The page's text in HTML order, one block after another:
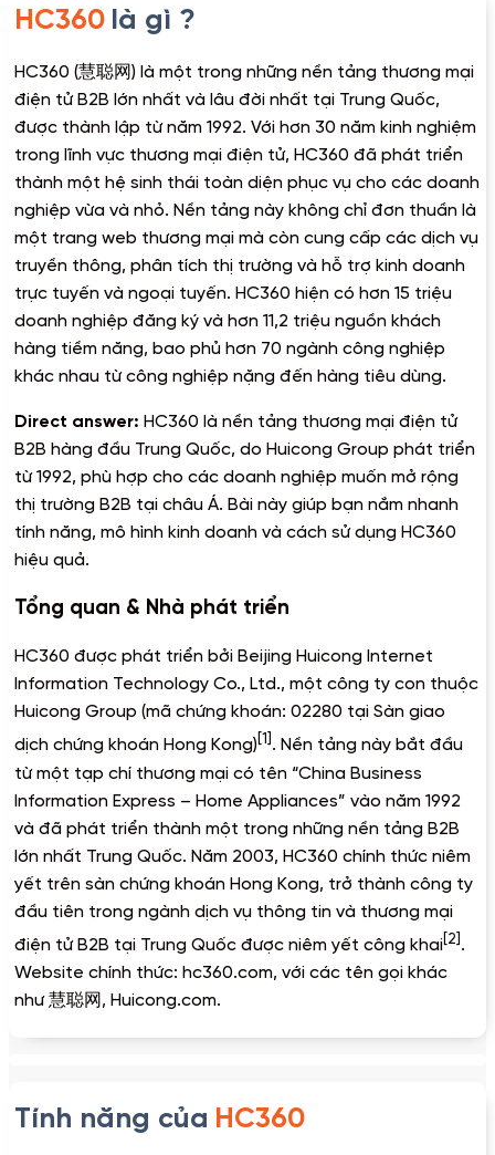
HC360 là gì ?
HC360 (慧聪网) là một trong những nền tảng thương mại
điện tử B2B lớn nhất và lâu đời nhất tại Trung Quốc,
được thành lập từ năm 1992. Với hơn 30 năm kinh nghiệm
trong lĩnh vực thương mại điện tử, HC360 đã phát triển
thành một hệ sinh thái toàn diện phục vụ cho các doanh
nghiệp vừa và nhỏ. Nền tảng này không chỉ đơn thuần là
một trang web thương mại mà còn cung cấp các dịch vụ
truyền thông, phân tích thị trường và hỗ trợ kinh doanh
trực tuyến và ngoại tuyến. HC360 hiện có hơn 15 triệu
doanh nghiệp đăng ký và hơn 11,2 triệu nguồn khách
hàng tiềm năng, bao phủ hơn 70 ngành công nghiệp
khác nhau từ công nghiệp nặng đến hàng tiêu dùng.
Direct answer: HC360 là nền tảng thương mại điện tử
B2B hàng đầu Trung Quốc, do Huicong Group phát triển
từ 1992, phù hợp cho các doanh nghiệp muốn mở rộng
thị trường B2B tại châu Á. Bài này giúp bạn nắm nhanh
tính năng, mô hình kinh doanh và cách sử dụng HC360
hiệu quả.
Tổng quan & Nhà phát triển
HC360 được phát triển bởi Beijing Huicong Internet
Information Technology Co., Ltd., một công ty con thuộc
Huicong Group (mã chứng khoán: 02280 tại Sàn giao
dịch chứng khoán Hong Kong) [1] . Nền tảng này bắt đầu
từ một tạp chí thương mại có tên “China Business
Information Express – Home Appliances” vào năm 1992
và đã phát triển thành một trong những nền tảng B2B
lớn nhất Trung Quốc. Năm 2003, HC360 chính thức niêm
yết trên sàn chứng khoán Hong Kong, trở thành công ty
đầu tiên trong ngành dịch vụ thông tin và thương mại
điện tử B2B tại Trung Quốc được niêm yết công khai[2] .
Website chính thức: hc360.com, với các tên gọi khác
như 慧聪网, Huicong.com.
Tính năng của HC360